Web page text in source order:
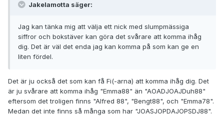
Jakelamotta säger:
Jag kan tänka mig att välja ett nick med slumpmässiga
siffror och bokstäver kan göra det svårare att komma ihåg
dig. Det är väl det enda jag kan komma på som kan ge en
liten fördel.
Det är ju också det som kan få Fi(-arna) att komma ihåg dig. Det
är ju svårare att komma ihåg "Emma88" än "AOADJOAJDuh88"
eftersom det troligen finns "Alfred 88", "Bengt88", och "Emma78".
Medan det inte finns så många som har "JOASJOPDAJOPSDJ88".